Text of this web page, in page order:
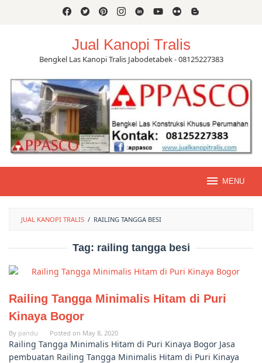
Jual Kanopi Tralis
Bengkel Las Kanopi Tralis Jabodetabek - 08125227383
MENU
JUAL KANOPI TRALIS / RAILING TANGGA BESI
Tag: railing tangga besi
Railing Tangga Minimalis Hitam di Puri
Kinaya Bogor
By pandu Posted on May 8, 2020
Railing Tangga Minimalis Hitam di Puri Kinaya Bogor Jasa
pembuatan Railing Tangga Minimalis Hitam di Puri Kinaya